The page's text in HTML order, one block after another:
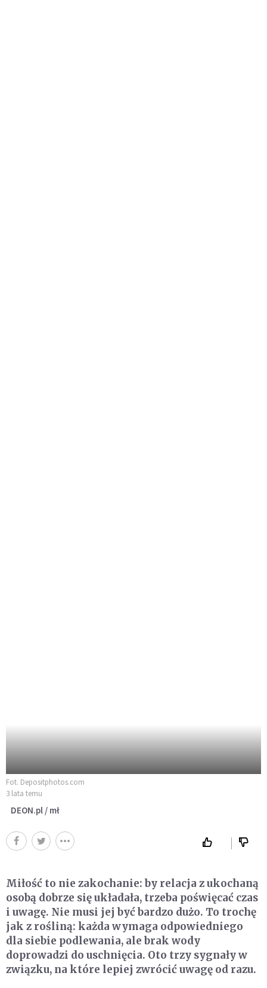
Fot. Depositphotos.com
3 lata temu
DEON.pl / mł
Miłość to nie zakochanie: by relacja z ukochaną
osobą dobrze się układała, trzeba poświęcać czas
i uwagę. Nie musi jej być bardzo dużo. To trochę
jak z rośliną: każda wymaga odpowiedniego
dla siebie podlewania, ale brak wody
doprowadzi do uschnięcia. Oto trzy sygnały w
związku, na które lepiej zwrócić uwagę od razu.